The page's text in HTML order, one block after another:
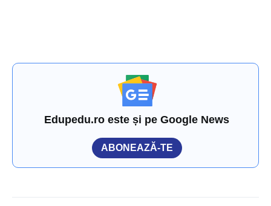
Edupedu.ro este și pe Google News
ABONEAZĂ-TE